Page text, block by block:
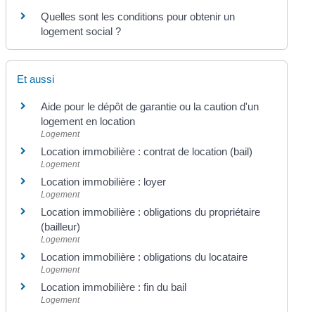
Quelles sont les conditions pour obtenir un
logement social ?
Et aussi
Aide pour le dépôt de garantie ou la caution d'un
logement en location
Logement
Location immobilière : contrat de location (bail)
Logement
Location immobilière : loyer
Logement
Location immobilière : obligations du propriétaire
(bailleur)
Logement
Location immobilière : obligations du locataire
Logement
Location immobilière : fin du bail
Logement